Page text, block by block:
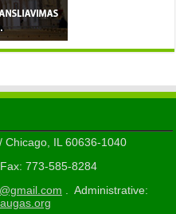
IL 60636-1040
773-585-8284
. Administrative: